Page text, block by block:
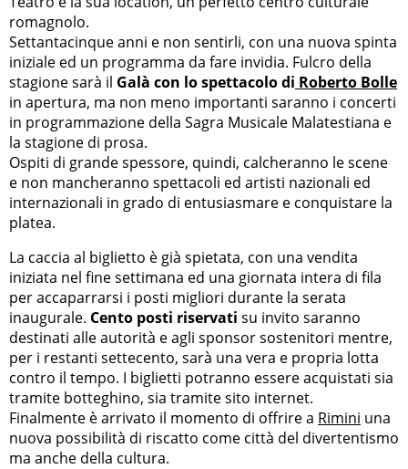
romagnolo.
Settantacinque anni e non sentirli, con una nuova spinta
iniziale ed un programma da fare invidia. Fulcro della
stagione sarà il Galà con lo spettacolo di Roberto Bolle
in apertura, ma non meno importanti saranno i concerti
in programmazione della Sagra Musicale Malatestiana e
la stagione di prosa.
Ospiti di grande spessore, quindi, calcheranno le scene
e non mancheranno spettacoli ed artisti nazionali ed
internazionali in grado di entusiasmare e conquistare la
platea.
La caccia al biglietto è già spietata, con una vendita
iniziata nel fine settimana ed una giornata intera di fila
per accaparrarsi i posti migliori durante la serata
inaugurale. Cento posti riservati su invito saranno
destinati alle autorità e agli sponsor sostenitori mentre,
per i restanti settecento, sarà una vera e propria lotta
contro il tempo. I biglietti potranno essere acquistati sia
tramite botteghino, sia tramite sito internet.
Finalmente è arrivato il momento di offrire a Rimini una
nuova possibilità di riscatto come città del divertentismo
ma anche della cultura.